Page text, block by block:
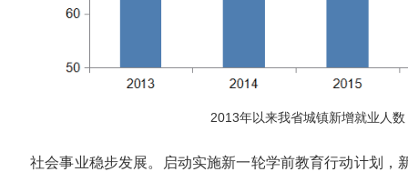
2013年以来我省城镇新增就业人
社会事业稳步发展。启动实施新一轮学前教育行动计划，